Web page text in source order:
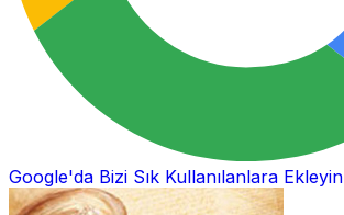
Google'da Bizi Sık Kullanılanlara Ekleyin